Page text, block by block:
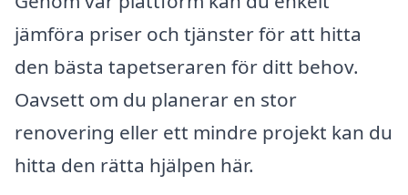
jämföra priser och tjänster för att hitta
den bästa tapetseraren för ditt behov.
Oavsett om du planerar en stor
renovering eller ett mindre projekt kan du
hitta den rätta hjälpen här.